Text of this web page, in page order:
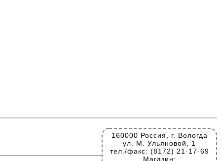
160000 Россия, г. Вологда
ул. М. Ульяновой, 1
тел./факс: (8172) 21-17-69
Магазин: